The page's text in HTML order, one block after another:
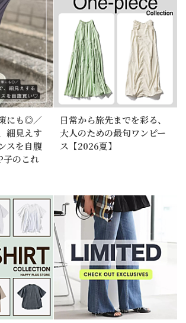
にも◎／
細見えす
スを自腹
子のこれ
日常から旅先までを彩る、
大人のための最旬ワンピー
ス【2026夏】